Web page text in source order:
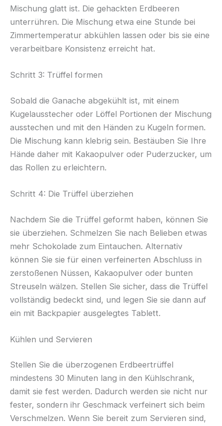
Mischung glatt ist. Die gehackten Erdbeeren
unterrühren. Die Mischung etwa eine Stunde bei
Zimmertemperatur abkühlen lassen oder bis sie eine
verarbeitbare Konsistenz erreicht hat.
Schritt 3: Trüffel formen
Sobald die Ganache abgekühlt ist, mit einem
Kugelausstecher oder Löffel Portionen der Mischung
ausstechen und mit den Händen zu Kugeln formen.
Die Mischung kann klebrig sein. Bestäuben Sie Ihre
Hände daher mit Kakaopulver oder Puderzucker, um
das Rollen zu erleichtern.
Schritt 4: Die Trüffel überziehen
Nachdem Sie die Trüffel geformt haben, können Sie
sie überziehen. Schmelzen Sie nach Belieben etwas
mehr Schokolade zum Eintauchen. Alternativ
können Sie sie für einen verfeinerten Abschluss in
zerstoßenen Nüssen, Kakaopulver oder bunten
Streuseln wälzen. Stellen Sie sicher, dass die Trüffel
vollständig bedeckt sind, und legen Sie sie dann auf
ein mit Backpapier ausgelegtes Tablett.
Kühlen und Servieren
Stellen Sie die überzogenen Erdbeertrüffel
mindestens 30 Minuten lang in den Kühlschrank,
damit sie fest werden. Dadurch werden sie nicht nur
fester, sondern ihr Geschmack verfeinert sich beim
Verschmelzen. Wenn Sie bereit zum Servieren sind,